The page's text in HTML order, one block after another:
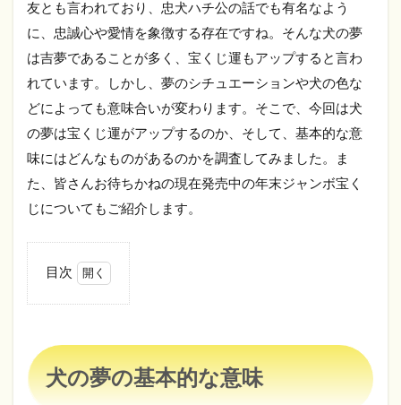
友とも言われており、忠犬ハチ公の話でも有名なよう
に、忠誠心や愛情を象徴する存在ですね。そんな犬の夢
は吉夢であることが多く、宝くじ運もアップすると言わ
れています。しかし、夢のシチュエーションや犬の色な
どによっても意味合いが変わります。そこで、今回は犬
の夢は宝くじ運がアップするのか、そして、基本的な意
味にはどんなものがあるのかを調査してみました。ま
た、皆さんお待ちかねの現在発売中の年末ジャンボ宝く
じについてもご紹介します。
目次
夢
の
基
犬の夢の基本的な意味